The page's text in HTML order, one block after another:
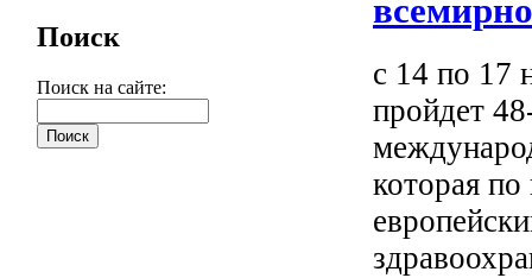
Поиск
Поиск на сайте:
с 14 по 17
пройдет
которая